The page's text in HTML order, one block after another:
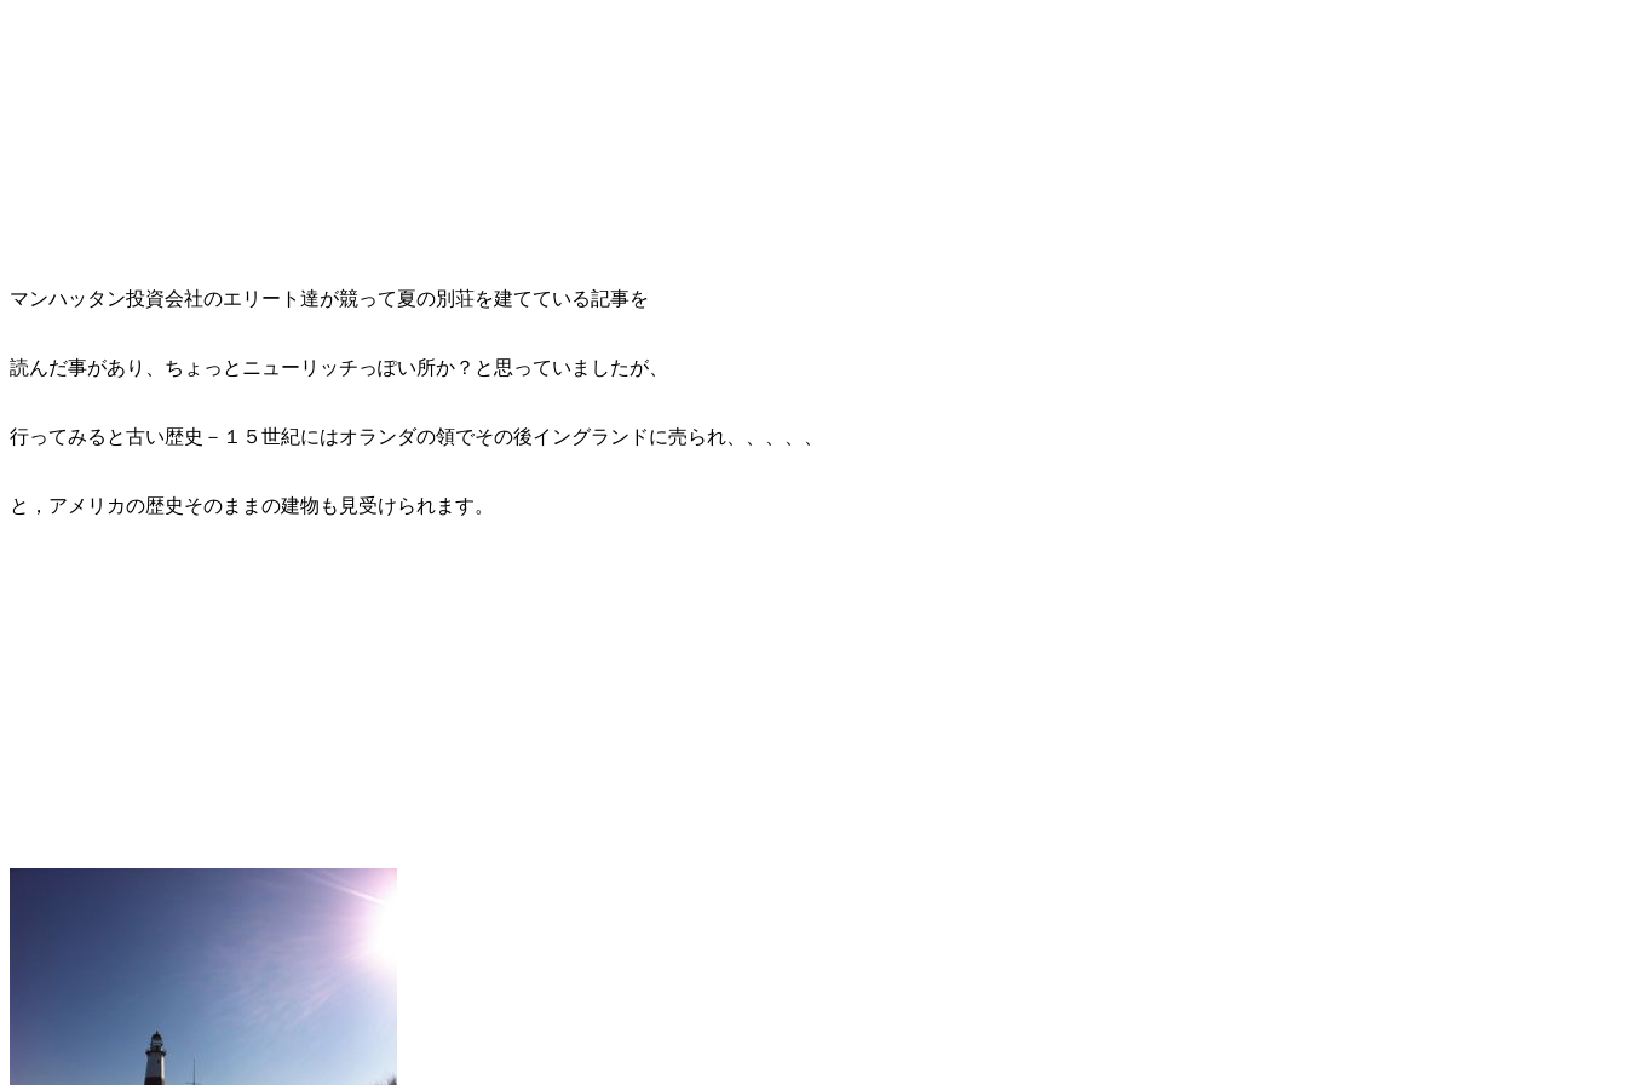
マンハッタン投資会社のエリート達が競って夏の別荘を建てている記事を
読んだ事があり、ちょっとニューリッチっぽい所か？と思っていましたが、
行ってみると古い歴史－１５世紀にはオランダの領でその後イングランドに売られ、、、、、
と，アメリカの歴史そのままの建物も見受けられます。